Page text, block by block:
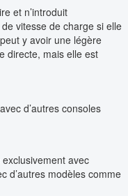
et n’introduit
vitesse de charge si elle
y avoir une légère
directe, mais elle est
d’autres consoles
avec
d’autres modèles comme